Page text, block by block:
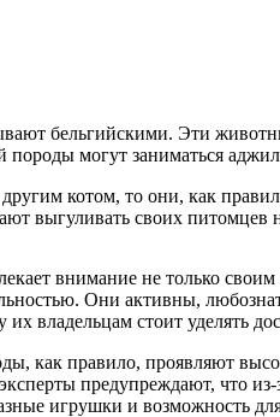
бельгийскими. Эти
породы могут заниматься
котом, то они, как
выгуливать своих питомцев
внимание не только
Они активны,
их владельцам стоит уделять
как правило, проявляют
предупреждают, что
игрушки и возможность